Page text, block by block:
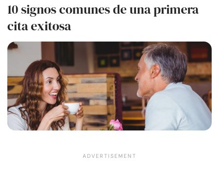
10 signos comunes de una primera
cita exitosa